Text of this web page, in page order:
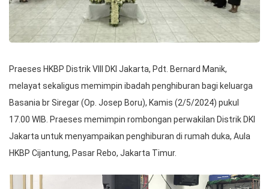
Praeses HKBP Distrik VIII DKI Jakarta, Pdt. Bernard Manik,
melayat sekaligus memimpin ibadah penghiburan bagi keluarga
Basania br Siregar (Op. Josep Boru), Kamis (2/5/2024) pukul
17.00 WIB. Praeses memimpin rombongan perwakilan Distrik DKI
Jakarta untuk menyampaikan penghiburan di rumah duka, Aula
HKBP Cijantung, Pasar Rebo, Jakarta Timur.